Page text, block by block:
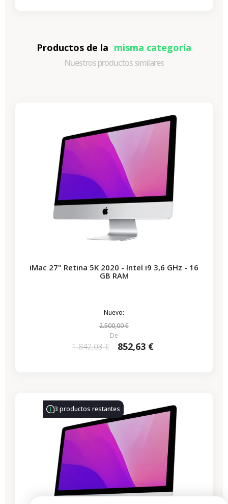
Productos de la misma categoría
Nuestros productos similares
iMac 27" Retina 5K 2020 - Intel i9 3,6 GHz - 16
GB RAM
Nuevo:
2.500,00 €
De
1.842,03 € 852,63 €
3 productos restantes